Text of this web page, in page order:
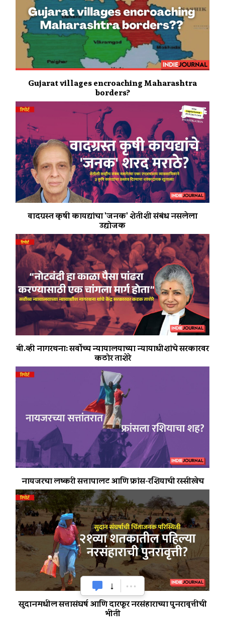
Gujarat villages encroaching Maharashtra
borders?
वादग्रस्त कृषी कायद्यांचा 'जनक' शेतीशी संबंध नसलेला
उद्योजक
बी.व्ही नागरथना: सर्वोच्च न्यायालयाच्या न्यायाधीशांचे सरकारवर
कठोर ताशेरे
नायजरचा लष्करी सत्तापालट आणि फ्रांस-रशियाची रस्सीखेच
सुदानमधील सत्तासंघर्ष आणि दारफूर नरसंहाराच्या पुनरावृत्तीची
भीती